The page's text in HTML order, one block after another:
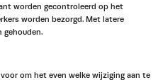
worden gecontroleerd op het
worden bezorgd. Met latere
gehouden.
om het even welke wijziging aan te